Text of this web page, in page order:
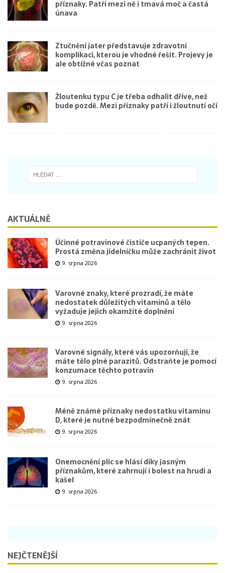
příznaky. Patří mezi ně i tmavá moč a častá
únava
Ztučnění jater představuje zdravotní
komplikaci, kterou je vhodné řešit. Projevy je
ale obtížné včas poznat
Žloutenku typu C je třeba odhalit dříve, než
bude pozdě. Mezi příznaky patří i žloutnutí očí
AKTUÁLNĚ
Účinné potravinové čističe ucpaných tepen.
Prostá změna jídelníčku může zachránit život
9. srpna 2026
Varovné znaky, které prozradí, že máte
nedostatek důležitých vitaminů a tělo
vyžaduje jejich okamžité doplnění
9. srpna 2026
Varovné signály, které vás upozorňují, že
máte tělo plné parazitů. Odstraňte je pomocí
konzumace těchto potravin
9. srpna 2026
Méně známé příznaky nedostatku vitaminu
D, které je nutné bezpodmínečně znát
9. srpna 2026
Onemocnění plic se hlásí díky jasným
příznakům, které zahrnují i bolest na hrudi a
kašel
9. srpna 2026
NEJČTENĚJŠÍ